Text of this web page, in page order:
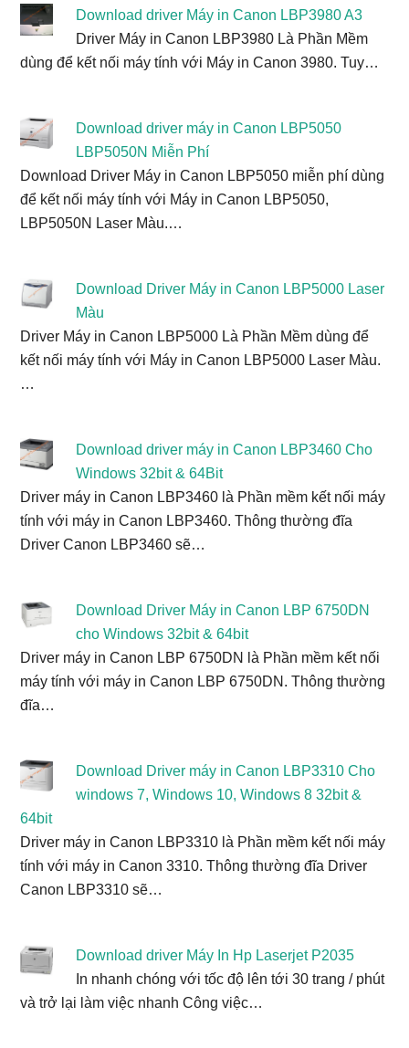
Download driver Máy in Canon LBP3980 A3
Driver Máy in Canon LBP3980 Là Phần Mềm
dùng để kết nối máy tính với Máy in Canon 3980. Tuy…
Download driver máy in Canon LBP5050
LBP5050N Miễn Phí
Download Driver Máy in Canon LBP5050 miễn phí dùng
để kết nối máy tính với Máy in Canon LBP5050,
LBP5050N Laser Màu.…
Download Driver Máy in Canon LBP5000 Laser
Màu
Driver Máy in Canon LBP5000 Là Phần Mềm dùng để
kết nối máy tính với Máy in Canon LBP5000 Laser Màu.
…
Download driver máy in Canon LBP3460 Cho
Windows 32bit & 64Bit
Driver máy in Canon LBP3460 là Phần mềm kết nối máy
tính với máy in Canon LBP3460. Thông thường đĩa
Driver Canon LBP3460 sẽ…
Download Driver Máy in Canon LBP 6750DN
cho Windows 32bit & 64bit
Driver máy in Canon LBP 6750DN là Phần mềm kết nối
máy tính với máy in Canon LBP 6750DN. Thông thường
đĩa…
Download Driver máy in Canon LBP3310 Cho
windows 7, Windows 10, Windows 8 32bit &
64bit
Driver máy in Canon LBP3310 là Phần mềm kết nối máy
tính với máy in Canon 3310. Thông thường đĩa Driver
Canon LBP3310 sẽ…
Download driver Máy In Hp Laserjet P2035
In nhanh chóng với tốc độ lên tới 30 trang / phút
và trở lại làm việc nhanh Công việc…